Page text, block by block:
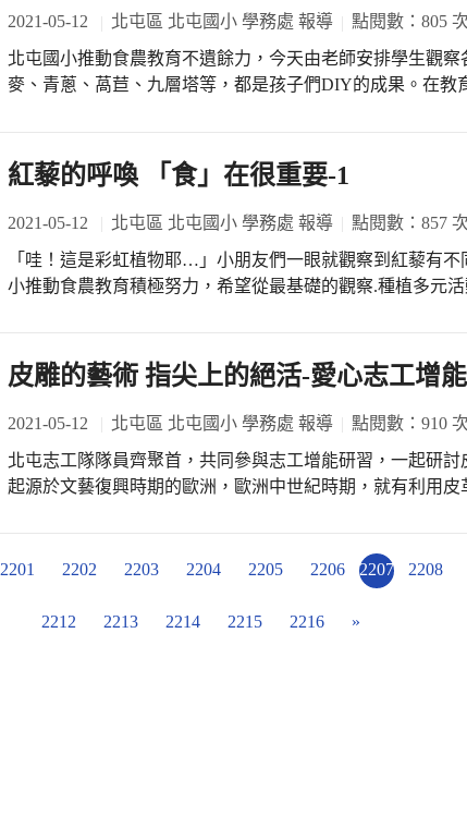
練的球員越來越多，聽說是為了準備在六月的大賽哩! 楊主
以新住民子女及經濟弱勢生為主，在校長及水湳里賴進堂里
展，這群學生笑容滿面、汗流浹背的努力學習，讓這個新社
恩大家啊!
2021-05-12 北屯區 北屯國小 學務處 報導 點閱數：805 次
北屯國小推動食農教育不遺餘力，今天由老師安排學生觀
麥、青蔥、萵苣、九層塔等，都是孩子們DIY的成果。在教
紅藜的呼喚 「食」在很重要-1
2021-05-12 北屯區 北屯國小 學務處 報導 點閱數：857 次
「哇！這是彩虹植物耶…」小朋友們一眼就觀察到紅藜有不
小推動食農教育積極努力，希望從最基礎的觀察.種植多元
驗農作之辛勞。
皮雕的藝術 指尖上的絕活-愛心志工增
2021-05-12 北屯區 北屯國小 學務處 報導 點閱數：910 次
北屯志工隊隊員齊聚首，共同參與志工增能研習，一起研
起源於文藝復興時期的歐洲，歐洲中世紀時期，就有利用皮
2201 2202 2203 2204 2205 2206 2207 2208
2212 2213 2214 2215 2216 »